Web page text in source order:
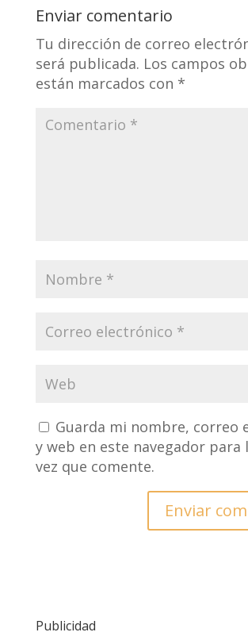
Enviar comentario
Tu dirección de correo
será publicada. Los campos
están marcados con *
Guarda mi nombre, correo
y web en este navegador para
vez que comente.
Publicidad